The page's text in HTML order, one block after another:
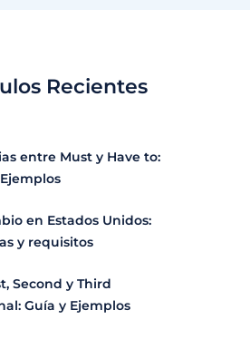
Recientes
entre Must y Have to:
en Estados Unidos:
y requisitos
Second y Third
Guía y Ejemplos